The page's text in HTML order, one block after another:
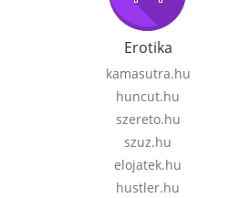
Erotika
kamasutra.hu
huncut.hu
szereto.hu
szuz.hu
elojatek.hu
hustler.hu